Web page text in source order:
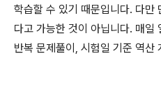
학습할 수 있기 때문입니다. 다만
다고 가능한 것이 아닙니다. 매일
반복 문제풀이, 시험일 기준 역산